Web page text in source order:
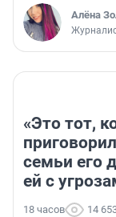
Алёна
«Это тот,
семьи его
ей с
18 часов 14